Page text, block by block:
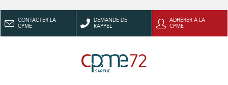
CONTACTER LA
CPME
DEMANDE DE
RAPPEL
ADHÉRER À LA
CPME